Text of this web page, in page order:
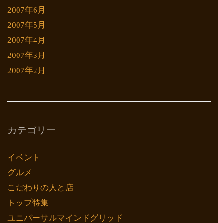
2007年6月
2007年5月
2007年4月
2007年3月
2007年2月
カテゴリー
イベント
グルメ
こだわりの人と店
トップ特集
ユニバーサルマインドグリッド